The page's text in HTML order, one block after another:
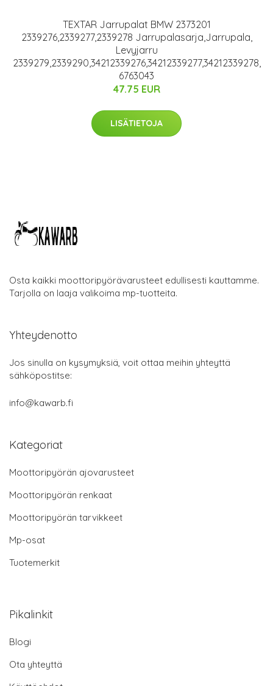
TEXTAR Jarrupalat BMW 2373201
2339276,2339277,2339278 Jarrupalasarja,Jarrupala,
Levyjarru
2339279,2339290,34212339276,34212339277,34212339278,
6763043
47.75 EUR
LISÄTIETOJA
Osta kaikki moottoripyörävarusteet edullisesti kauttamme.
Tarjolla on laaja valikoima mp-tuotteita.
Yhteydenotto
Jos sinulla on kysymyksiä, voit ottaa meihin yhteyttä
sähköpostitse:
info@kawarb.fi
Kategoriat
Moottoripyörän ajovarusteet
Moottoripyörän renkaat
Moottoripyörän tarvikkeet
Mp-osat
Tuotemerkit
Pikalinkit
Blogi
Ota yhteyttä